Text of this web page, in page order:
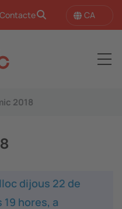
Contacte CA
2018
dijous 22 de
hores, a